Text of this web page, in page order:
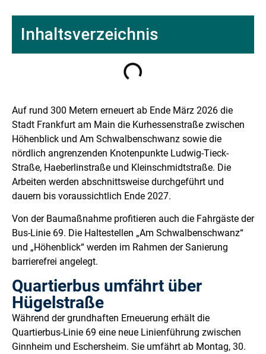
Auf rund 300 Metern erneuert ab Ende März 2026 die
Stadt Frankfurt am Main die Kurhessenstraße zwischen
Höhenblick und Am Schwalbenschwanz sowie die
nördlich angrenzenden Knotenpunkte Ludwig-Tieck-
Straße, Haeberlinstraße und Kleinschmidtstraße. Die
Arbeiten werden abschnittsweise durchgeführt und
dauern bis voraussichtlich Ende 2027.
Von der Baumaßnahme profitieren auch die Fahrgäste der
Bus-Linie 69. Die Haltestellen „Am Schwalbenschwanz“
und „Höhenblick“ werden im Rahmen der Sanierung
barrierefrei angelegt.
Quartierbus umfährt über
Hügelstraße
Während der grundhaften Erneuerung erhält die
Quartierbus-Linie 69 eine neue Linienführung zwischen
Ginnheim und Eschersheim. Sie umfährt ab Montag, 30.
Inhaltsverzeichnis